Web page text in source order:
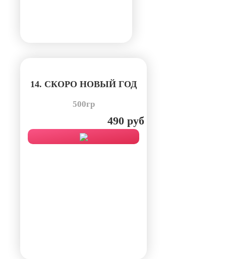
14. СКОРО НОВЫЙ ГОД
500гр
490 руб